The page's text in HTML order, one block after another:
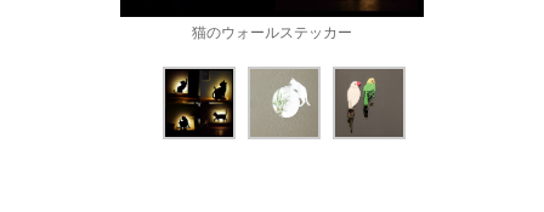
猫のウォールステッカー